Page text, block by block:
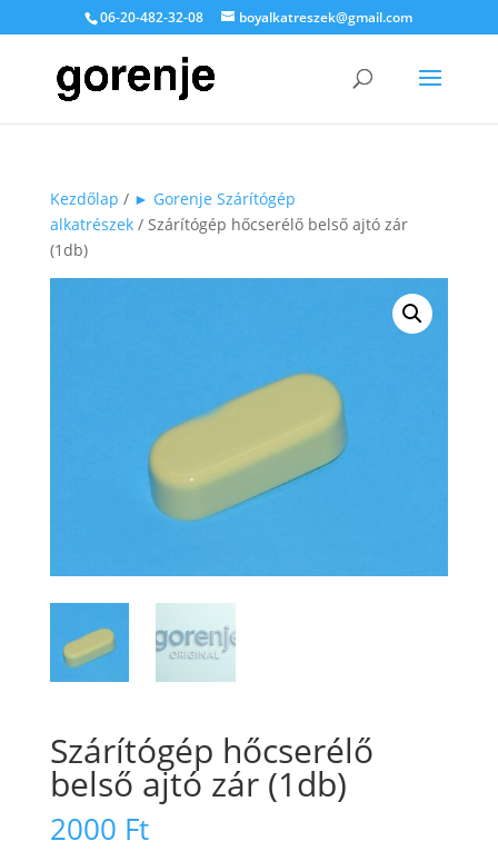
06-20-482-32-08 boyalkatreszek@gmail.com
Kezdőlap / ► Gorenje Szárítógép
alkatrészek/ Szárítógép hőcserélő belső ajtó zár
(1db)
Szárítógép hőcserélő
belső ajtó zár (1db)
2000 Ft